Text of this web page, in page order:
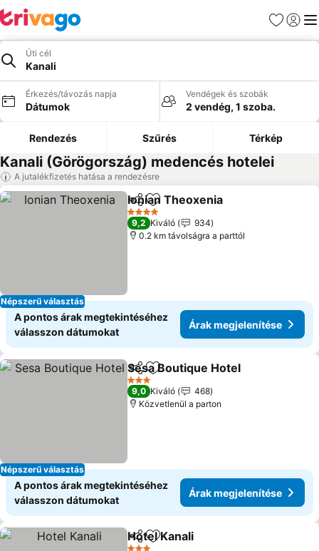
Kedvencek
Úti cél
Kanali
Érkezés/távozás napja
Dátumok
Vendégek és szobák
2 vendég, 1 szoba.
Rendezés Szűrés Térkép
Kanali (Görögország) medencés hotelei
A jutalékfizetés hatása a rendezésre
Népszerű választás
Megosztás
Hozzáadás a kedvencekhez
Ionian Theoxenia
4 Kategória
9,2 Kiváló
934
0.2 km távolságra a parttól
A pontos árak megtekintéséhez
válasszon dátumokat
Árak megjelenítése
Népszerű választás
Megosztás
Hozzáadás a kedvencekhez
Sesa Boutique Hotel
3 Kategória
9,0 Kiváló
468
Közvetlenül a parton
A pontos árak megtekintéséhez
válasszon dátumokat
Árak megjelenítése
Megosztás
Hozzáadás a kedvencekhez
Hotel Kanali